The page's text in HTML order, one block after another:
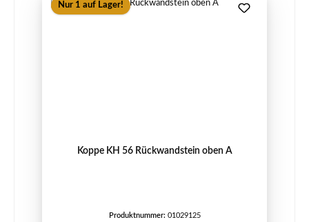
Nur 1 auf Lager!
Koppe KH 56 Rückwandstein oben A
Produktnummer: 01029125